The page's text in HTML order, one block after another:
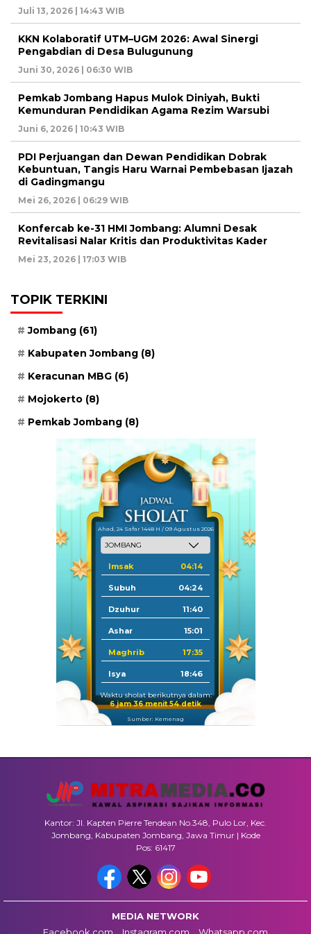
Juli 13, 2026 | 14:43 WIB
KKN Kolaboratif UTM–UGM 2026: Awal Sinergi
Pengabdian di Desa Bulugunung
Juni 30, 2026 | 06:30 WIB
Pemkab Jombang Hapus Mulok Diniyah, Bukti
Kemunduran Pendidikan Agama Rezim Warsubi
Juni 6, 2026 | 10:43 WIB
PDI Perjuangan dan Dewan Pendidikan Dobrak
Kebuntuan, Tangis Haru Warnai Pembebasan Ijazah
di Gadingmangu
Mei 26, 2026 | 06:29 WIB
Konfercab ke-31 HMI Jombang: Alumni Desak
Revitalisasi Nalar Kritis dan Produktivitas Kader
Mei 23, 2026 | 17:03 WIB
TOPIK TERKINI
Jombang (61)
Kabupaten Jombang (8)
Keracunan MBG (6)
Mojokerto (8)
Pemkab Jombang (8)
Ahad, 24 Safar 1448 H / 09 Agustus 2026
Imsak 04:14
Subuh 04:24
Dzuhur 11:40
Ashar 15:01
Maghrib 17:35
Isya 18:46
Waktu sholat berikutnya dalam:
6 jam 36 menit 53 detik
Sumber: Kemenag
Kantor: Jl. Kapten Pierre Tendean No.348, Pulo Lor, Kec.
Jombang, Kabupaten Jombang, Jawa Timur | Kode
Pos: 61417
MEDIA NETWORK